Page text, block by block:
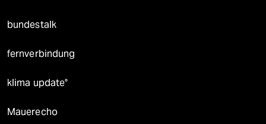
bundestalk
fernverbindung
klima update°
Mauerecho